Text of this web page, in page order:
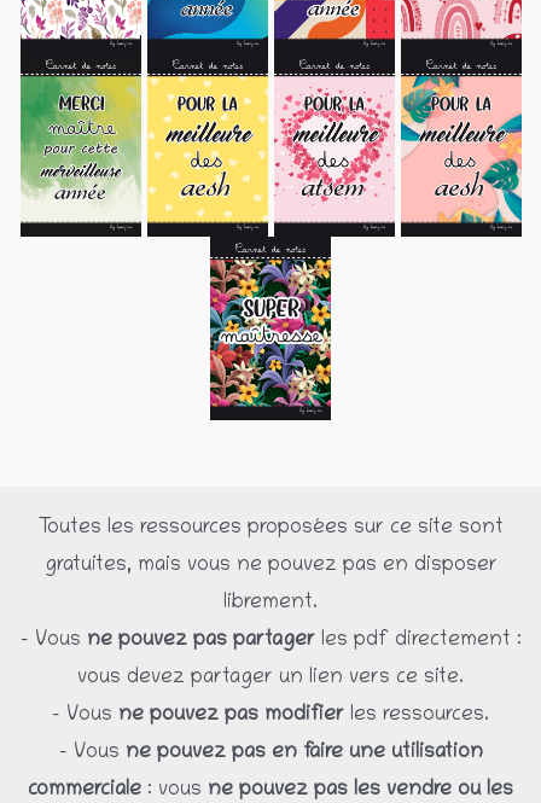
Toutes les ressources proposées sur ce site sont
gratuites, mais vous ne pouvez pas en disposer
librement.
– Vous ne pouvez pas partagerles pdf directement :
vous devez partager un lien vers ce site.
– Vous ne pouvez pas modifier les ressources.
– Vous ne pouvez pas en faire une utilisation
commerciale : vous ne pouvez pas les vendre ou les